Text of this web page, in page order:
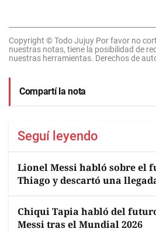
Copyright © Todo Jujuy Por favor no
nuestras notas, tiene la posibilidad de
nuestras herramientas. Derechos de
Compartí la nota
Seguí leyendo
Lionel Messi habló sobre el
Thiago y descartó una
Chiqui Tapia habló del
Messi tras el Mundial 2026